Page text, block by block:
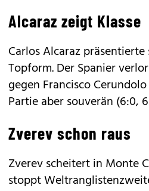
Alcaraz zeigt Klasse
Carlos Alcaraz
Topform. Der Spanier
gegen Francisco
Partie aber souverän (6:0,
Zverev schon raus
Zverev scheitert in Monte
stoppt